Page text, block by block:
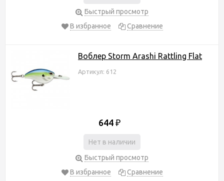
Быстрый просмотр
В избранное
Сравнение
Воблер Storm Arashi Rattling Flat
Артикул: 612
644 ₽
Нет в наличии
Быстрый просмотр
В избранное
Сравнение